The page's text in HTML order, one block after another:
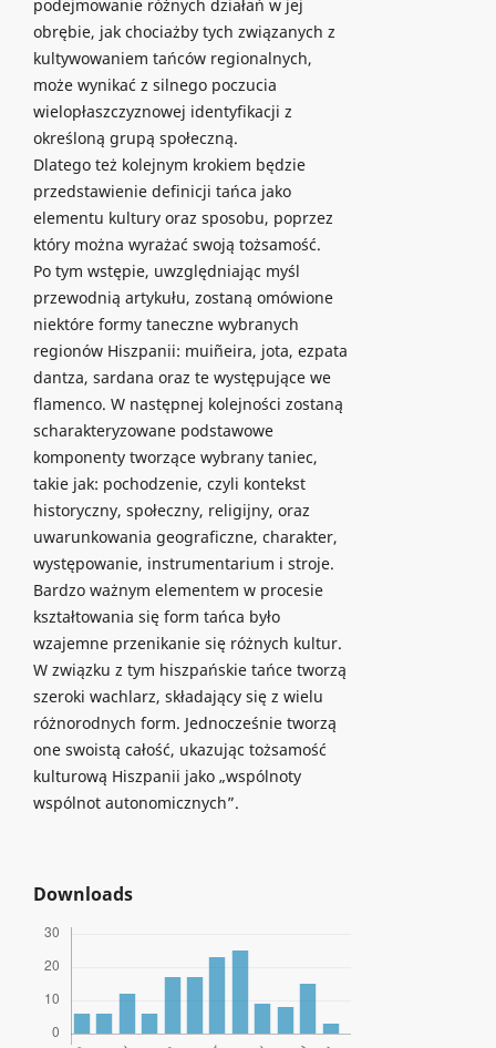
podejmowanie różnych działań w jej
obrębie, jak chociażby tych związanych z
kultywowaniem tańców regionalnych,
może wynikać z silnego poczucia
wielopłaszczyznowej identyfikacji z
określoną grupą społeczną.
Dlatego też kolejnym krokiem będzie
przedstawienie definicji tańca jako
elementu kultury oraz sposobu, poprzez
który można wyrażać swoją tożsamość.
Po tym wstępie, uwzględniając myśl
przewodnią artykułu, zostaną omówione
niektóre formy taneczne wybranych
regionów Hiszpanii: muiñeira, jota, ezpata
dantza, sardana oraz te występujące we
flamenco. W następnej kolejności zostaną
scharakteryzowane podstawowe
komponenty tworzące wybrany taniec,
takie jak: pochodzenie, czyli kontekst
historyczny, społeczny, religijny, oraz
uwarunkowania geograficzne, charakter,
występowanie, instrumentarium i stroje.
Bardzo ważnym elementem w procesie
kształtowania się form tańca było
wzajemne przenikanie się różnych kultur.
W związku z tym hiszpańskie tańce tworzą
szeroki wachlarz, składający się z wielu
różnorodnych form. Jednocześnie tworzą
one swoistą całość, ukazując tożsamość
kulturową Hiszpanii jako „wspólnoty
wspólnot autonomicznych”.
Downloads